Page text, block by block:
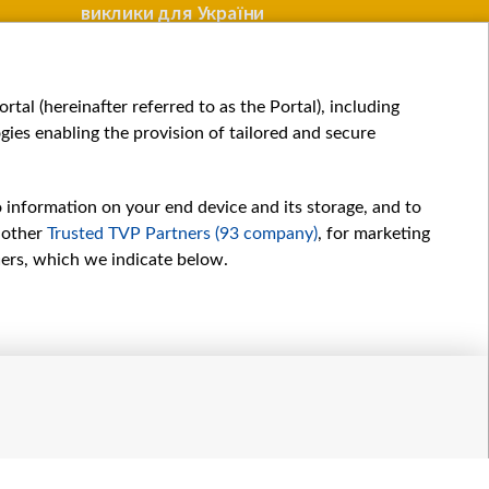
виклики для України
(hereinafter referred to as the Portal), including
enabling the provision of tailored and secure
on your end device and its storage, and to
Trusted TVP Partners (93 company), for marketing
which we indicate below.